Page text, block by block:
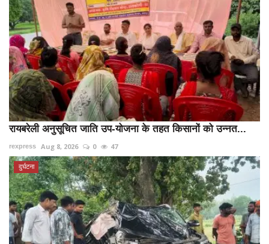
रायबरेली अनुसूचित जाति उप-योजना के तहत किसानों को उन्नत...
rexpress Aug 8, 2026 0 47
दुर्घटना